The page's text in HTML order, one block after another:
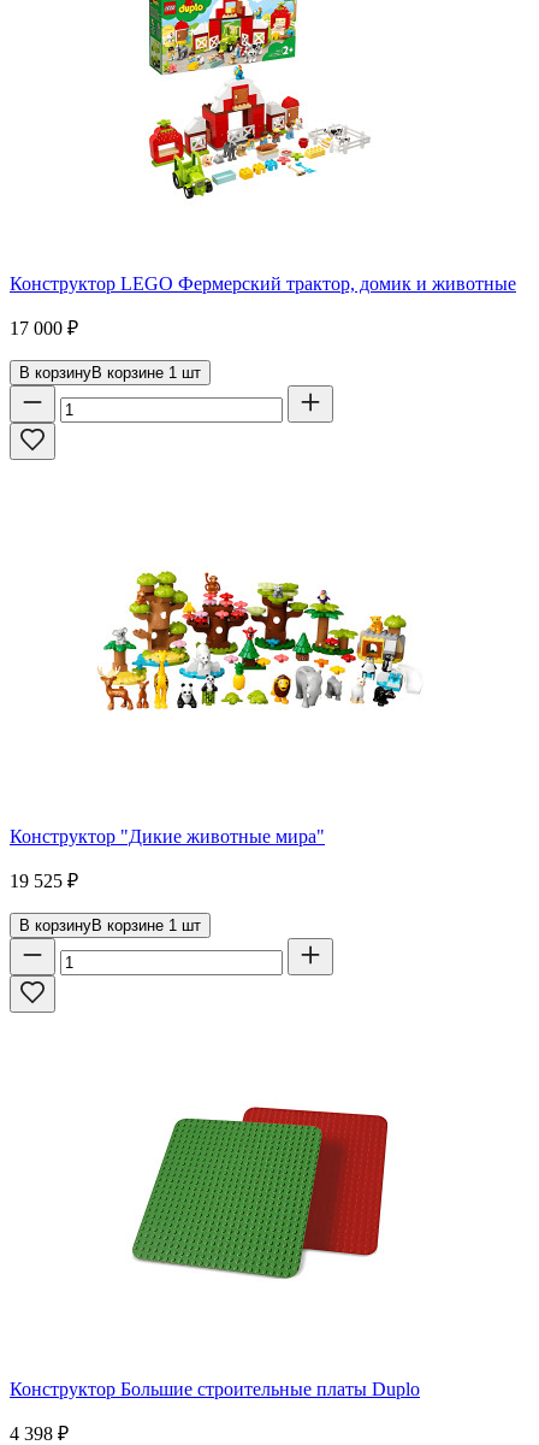
Конструктор LEGO Фермерский трактор, домик и животные
17 000 ₽
В корзинуВ корзине 1 шт
Конструктор "Дикие животные мира"
19 525 ₽
В корзинуВ корзине 1 шт
Конструктор Большие строительные платы Duplo
4 398 ₽